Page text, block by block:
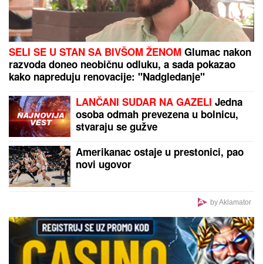
Žene više ne guraju šerpe u fioke: Kupuju OVO i
tako rešavaju haos od posuđa u kuhinji koji je
poznat svakoj domaćici
Heroj Mundijala otkrio za koga
navija, Zvezdu ili Partizan